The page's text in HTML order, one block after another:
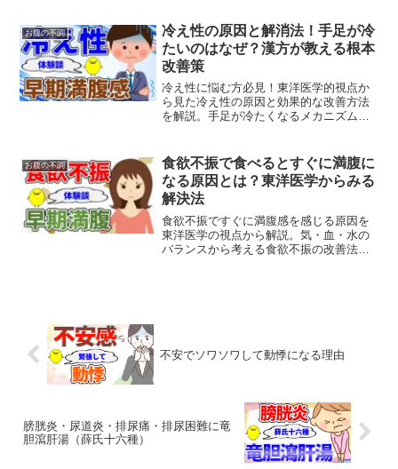
お腹の不調
冷え性の原因と解消法！手足が冷
たいのはなぜ？漢方が教える根本
改善策
冷え性に悩む方必見！東洋医学的視点か
ら見た冷え性の原因と効果的な改善方法
を解説。手足が冷たくなるメカニズムを
お腹の不調
食欲不振で食べるとすぐに満腹に
なる原因とは？東洋医学からみる
解決法
食欲不振ですぐに満腹感を感じる原因を
東洋医学の視点から解説。気・血・水の
バランスから考える食欲不振の改善法
不安でソワソワして動悸になる理由
膀胱炎・尿道炎・排尿痛・排尿困難に竜
胆瀉肝湯（薛氏十六種）